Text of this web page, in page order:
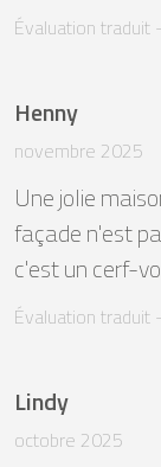
Évaluation traduit
Henny
novembre 2025
Une jolie
façade n'est
c'est un cerf-
Évaluation traduit
Lindy
octobre 2025